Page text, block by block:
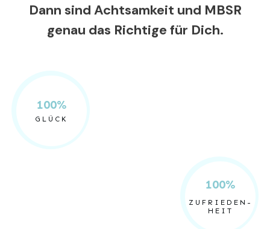
Dann sind Achtsamkeit und MBSR
genau das Richtige für Dich.
100%
G LÜCK
100%
ZUFRIEDEN-
HEIT